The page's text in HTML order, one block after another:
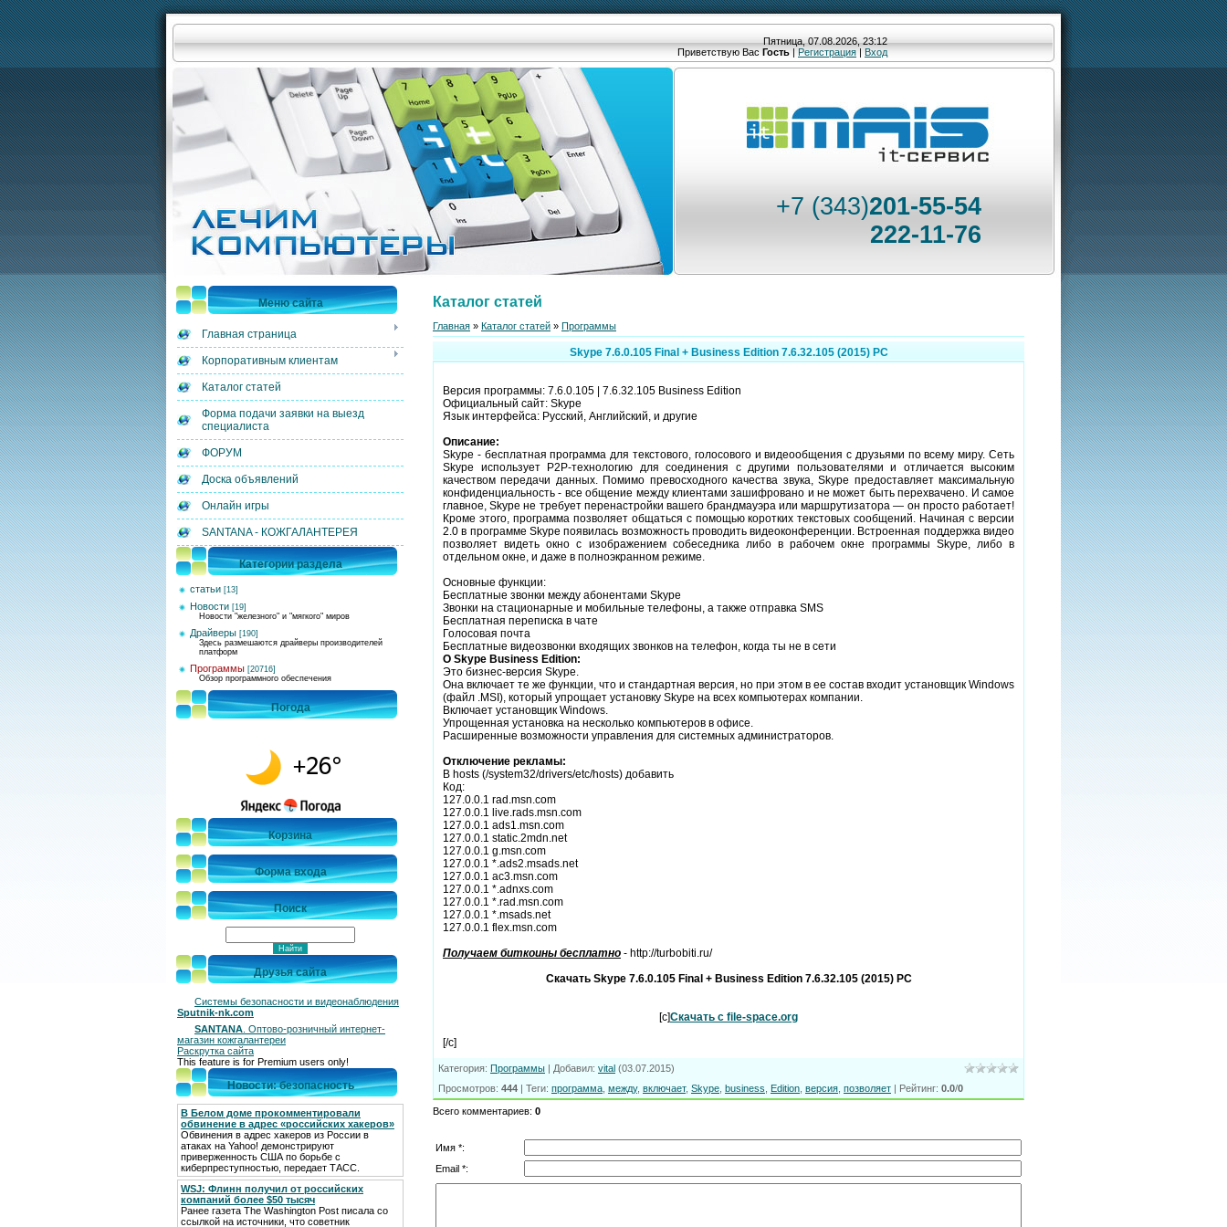
Пятница, 07.08.2026, 23:12
Приветствую Вас Гость | Регистрация | Вход
+7 (343)201-55-54
222-11-76
Меню сайта
Главная страница
Корпоративным клиентам
Каталог статей
Форма подачи заявки на выезд
специалиста
ФОРУМ
Доска объявлений
Онлайн игры
SANTANA - КОЖГАЛАНТЕРЕЯ
Категории раздела
статьи [13]
Новости [19]
Новости "железного" и "мягкого" миров
Драйверы [190]
Здесь размешаются драйверы производителей
платформ
Программы [20716]
Обзор программного обеспечения
Погода
Корзина
Форма входа
Поиск
Друзья сайта
Системы безопасности и видеонаблюдения
Sputnik-nk.com
SANTANA . Оптово-розничный интернет-
магазин кожгалантереи
Раскрутка сайта
This feature is for Premium users only!
Новости: безопасность
В Белом доме прокомментировали
обвинение в адрес «российских хакеров»
Обвинения в адрес хакеров из России в
атаках на Yahoo! демонстрируют
приверженность США по борьбе с
киберпреступностью, передает ТАСС.
WSJ: Флинн получил от российских
компаний более $50 тысяч
Ранее газета The Washington Post писала со
ссылкой на источники, что советник
Каталог статей
Главная » Каталог статей » Программы
Skype 7.6.0.105 Final + Business Edition 7.6.32.105 (2015) РС
Версия программы: 7.6.0.105 | 7.6.32.105 Business Edition
Официальный сайт: Skype
Язык интерфейса: Русский, Английский, и другие
Описание:
Skype - бесплатная программа для текстового, голосового и видеообщения с друзьями по всему миру. Сеть
Skype использует P2P-технологию для соединения с другими пользователями и отличается высоким
качеством передачи данных. Помимо превосходного качества звука, Skype предоставляет максимальную
конфиденциальность - все общение между клиентами зашифровано и не может быть перехвачено. И самое
главное, Skype не требует перенастройки вашего брандмауэра или маршрутизатора — он просто работает!
Кроме этого, программа позволяет общаться с помощью коротких текстовых сообщений. Начиная с версии
2.0 в программе Skype появилась возможность проводить видеоконференции. Встроенная поддержка видео
позволяет видеть окно с изображением собеседника либо в рабочем окне программы Skype, либо в
отдельном окне, и даже в полноэкранном режиме.
Основные функции:
Бесплатные звонки между абонентами Skype
Звонки на стационарные и мобильные телефоны, а также отправка SMS
Бесплатная переписка в чате
Голосовая почта
Бесплатные видеозвонки входящих звонков на телефон, когда ты не в сети
О Skype Business Edition:
Это бизнес-версия Skype.
Она включает те же функции, что и стандартная версия, но при этом в ее состав входит установщик Windows
(файл .MSI), который упрощает установку Skype на всех компьютерах компании.
Включает установщик Windows.
Упрощенная установка на несколько компьютеров в офисе.
Расширенные возможности управления для системных администраторов.
Отключение рекламы:
В hosts (/system32/drivers/etc/hosts) добавить
Код:
127.0.0.1 rad.msn.com
127.0.0.1 live.rads.msn.com
127.0.0.1 ads1.msn.com
127.0.0.1 static.2mdn.net
127.0.0.1 g.msn.com
127.0.0.1 *.ads2.msads.net
127.0.0.1 ac3.msn.com
127.0.0.1 *.adnxs.com
127.0.0.1 *.rad.msn.com
127.0.0.1 *.msads.net
127.0.0.1 flex.msn.com
Получаем биткоины бесплатно - http://turbobiti.ru/
Скачать Skype 7.6.0.105 Final + Business Edition 7.6.32.105 (2015) РС
[c]Скачать с file-space.org
[/c]
Категория: Программы Добавил: vital (03.07.2015)
Просмотров: 444 Теги: программа между, включает, Skype business Edition версия позволяет Рейтинг: 0.0/0
Всего комментариев: 0
Имя *:
Email *: